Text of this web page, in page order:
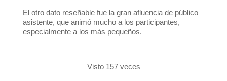
El otro dato reseñable fue la gran afluencia de público
asistente, que animó mucho a los participantes,
especialmente a los más pequeños.
Visto 157 veces